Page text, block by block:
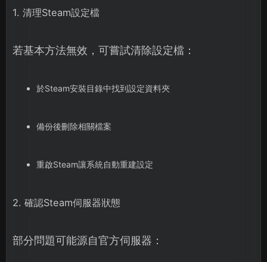
1. 清理Steam設定檔
若基本方法無效，可嘗試清除設定檔：
於Steam安裝目錄中找到設定資料夾
備份後刪除相關檔案
重啟Steam讓系統自動重建設定
2. 確認Steam伺服器狀態
部分問題可能源自官方伺服器：